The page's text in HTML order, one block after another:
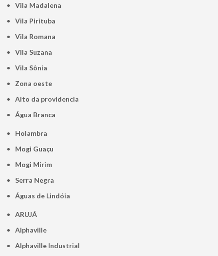
Vila Madalena
Vila Pirituba
Vila Romana
Vila Suzana
Vila Sônia
Zona oeste
alto da providencia
Água Branca
Holambra
Mogi Guaçu
Mogi Mirim
Serra Negra
Águas de Lindóia
ARUJÁ
Alphaville
Alphaville Industrial